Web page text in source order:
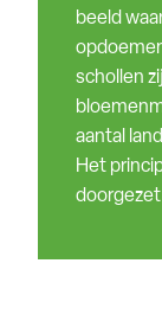
beeld
schollen
aantal
Het